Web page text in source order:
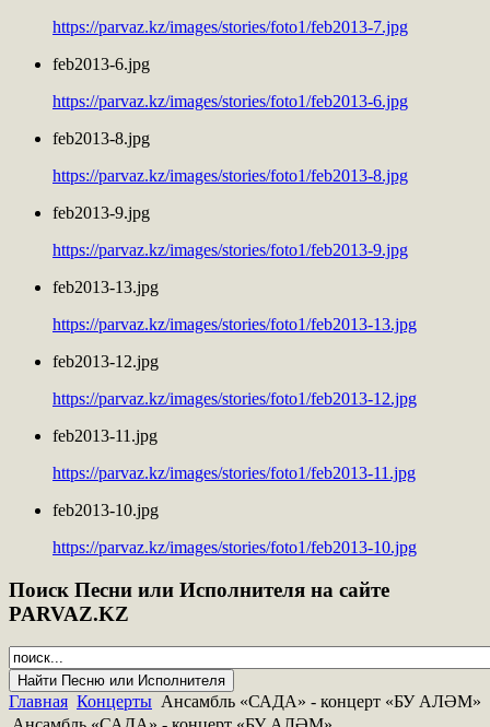
https://parvaz.kz/images/stories/foto1/feb2013-7.jpg
feb2013-6.jpg
https://parvaz.kz/images/stories/foto1/feb2013-6.jpg
feb2013-8.jpg
https://parvaz.kz/images/stories/foto1/feb2013-8.jpg
feb2013-9.jpg
https://parvaz.kz/images/stories/foto1/feb2013-9.jpg
feb2013-13.jpg
https://parvaz.kz/images/stories/foto1/feb2013-13.jpg
feb2013-12.jpg
https://parvaz.kz/images/stories/foto1/feb2013-12.jpg
feb2013-11.jpg
https://parvaz.kz/images/stories/foto1/feb2013-11.jpg
feb2013-10.jpg
https://parvaz.kz/images/stories/foto1/feb2013-10.jpg
Поиск Песни или Исполнителя на сайте
PARVAZ.KZ
Главная Концерты Ансамбль «САДА» - концерт «БУ АЛӘМ»